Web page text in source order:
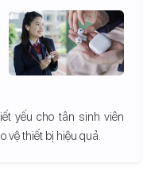
yếu cho tân sinh viên
vệ thiết bị hiệu quả.